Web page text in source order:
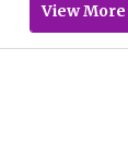
View More